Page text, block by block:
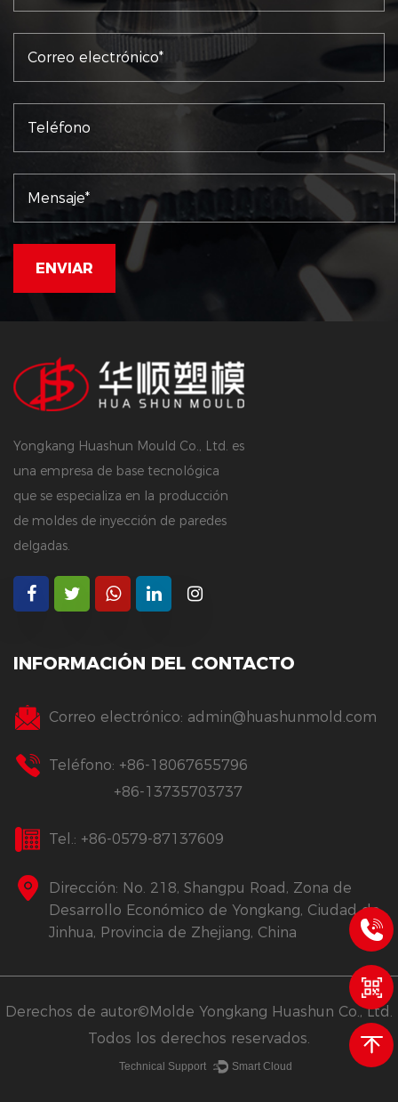
Yongkang Huashun Mould Co., Ltd. es
una empresa de base tecnológica
que se especializa en la producción
de moldes de inyección de paredes
delgadas.
INFORMACIÓN DEL CONTACTO
Correo electrónico: admin@huashunmold.com
Teléfono: +86-18067655796
+86-13735703737
Tel.: +86-0579-87137609
Dirección: No. 218, Shangpu Road, Zona de
Desarrollo Económico de Yongkang, Ciudad de
Jinhua, Provincia de Zhejiang, China
Derechos de autor©Molde Yongkang Huashun Co., Ltd.
Todos los derechos reservados.
Technical Support ： Smart Cloud